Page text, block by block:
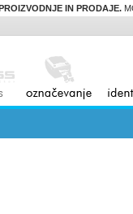
IN PRODAJE.